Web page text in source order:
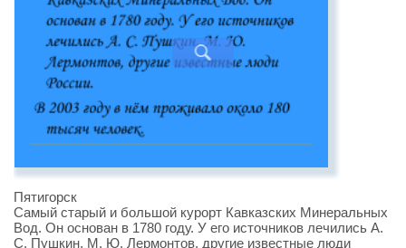
Пятигорск
Самый старый и большой курорт Кавказских Минеральных
Вод. Он основан в 1780 году. У его источников лечились А.
С. Пушкин, М. Ю. Лермонтов, другие известные люди